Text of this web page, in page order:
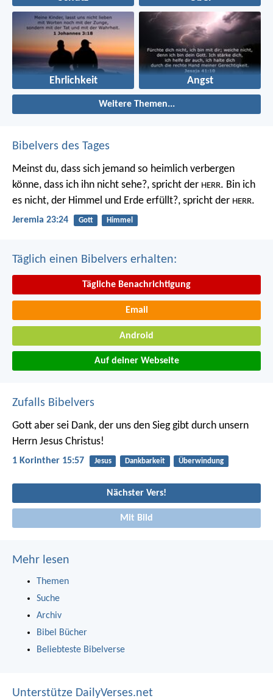
Ehrlichkeit Angst
Weitere Themen...
Bibelvers des Tages
Meinst du, dass sich jemand so heimlich verbergen
könne, dass ich ihn nicht sehe?, spricht der HERR. Bin ich
es nicht, der Himmel und Erde erfüllt?, spricht der HERR.
Jeremia 23:24 Gott Himmel
Täglich einen Bibelvers erhalten:
Tägliche Benachrichtigung
Email
Android
Auf deiner Webseite
Zufalls Bibelvers
Gott aber sei Dank, der uns den Sieg gibt durch unsern
Herrn Jesus Christus!
1 Korinther 15:57 Jesus Dankbarkeit Überwindung
Nächster Vers!
Mit Bild
Mehr lesen
Themen
Suche
Archiv
Bibel Bücher
Beliebteste Bibelverse
Unterstütze DailyVerses.net